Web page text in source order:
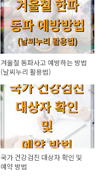
겨울철 동파사고 예방하는 방법
(날씨누리 활용법)
국가 건강검진 대상자 확인 및
예약 방법